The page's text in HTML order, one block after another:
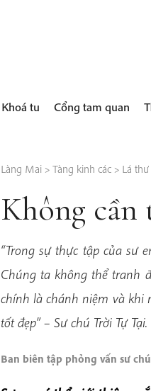
Khoá tu Cổng tam quan
Làng Mai> Tàng kinh các> Lá
Không
“Trong sự thực tập của sư
Chúng ta không thể tranh
chính là chánh niệm và khi
tốt đẹp” – Sư chú Trời Tự Tại.
Ban biên tập phỏng vấn sư